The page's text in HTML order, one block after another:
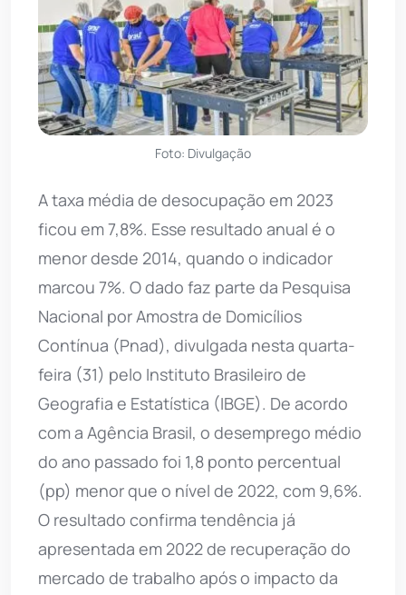
Foto: Divulgação
A taxa média de desocupação em 2023
ficou em 7,8%. Esse resultado anual é o
menor desde 2014, quando o indicador
marcou 7%. O dado faz parte da Pesquisa
Nacional por Amostra de Domicílios
Contínua (Pnad), divulgada nesta quarta-
feira (31) pelo Instituto Brasileiro de
Geografia e Estatística (IBGE). De acordo
com a Agência Brasil, o desemprego médio
do ano passado foi 1,8 ponto percentual
(pp) menor que o nível de 2022, com 9,6%.
O resultado confirma tendência já
apresentada em 2022 de recuperação do
mercado de trabalho após o impacto da